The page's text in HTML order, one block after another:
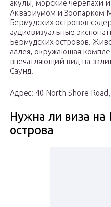
акулы, морские черепахи
Аквариумом и Зоопарком
Бермудских островов
аудиовизуальные
Бермудских островов.
аллея, окружающая
впечатляющий вид на
Саунд.
Адрес: 40 North Shore
Нужна ли виза на
острова